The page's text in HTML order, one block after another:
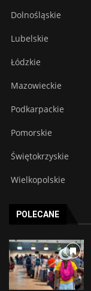
Dolnośląskie
Lubelskie
Łódzkie
Mazowieckie
Podkarpackie
Pomorskie
Świętokrzyskie
Wielkopolskie
POLECANE